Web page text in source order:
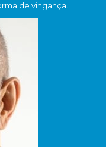
de vingança.